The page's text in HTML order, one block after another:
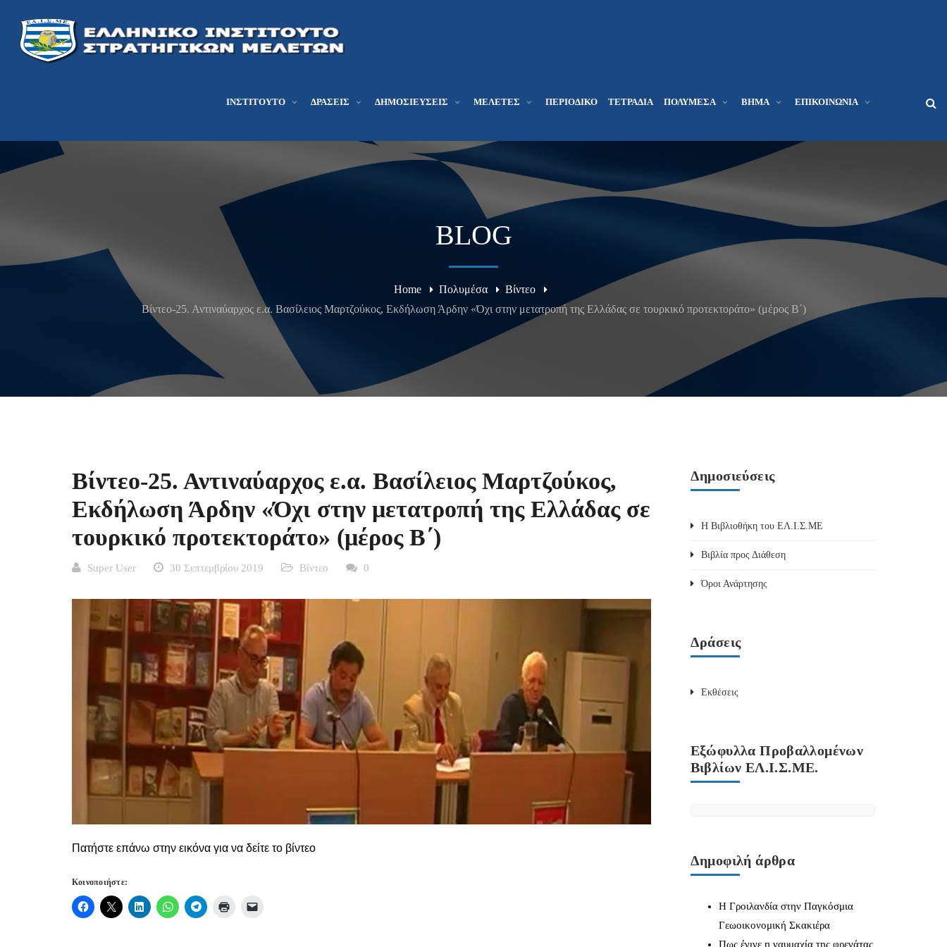
ΙΝΣΤΙΤΟΎΤΟ ΔΡΆΣΕΙΣ ΔΗΜΟΣΙΕΎΣΕΙΣ ΜΕΛΕΤΕΣ ΠΕΡΙΟΔΙΚΌ ΤΕΤΡΆΔΙΑ ΠΟΛΥΜΈΣΑ ΒΉΜΑ ΕΠΙΚΟΙΝΩΝΊΑ
BLOG
Home Πολυμέσα
Βίντεο
Βίντεο-25. Αντιναύαρχος ε.α. Βασίλειος Μαρτζούκος, Εκδήλωση Άρδην «Όχι στην μετατροπή της Ελλάδας σε τουρκικό προτεκτοράτο» (μέρος B΄)
Βίντεο-25. Αντιναύαρχος ε.α. Βασίλειος Μαρτζούκος,
Εκδήλωση Άρδην «Όχι στην μετατροπή της Ελλάδας σε
τουρκικό προτεκτοράτο» (μέρος B΄)
Super User 30 Σεπτεμβρίου 2019 Βίντεο 0
Πατήστε επάνω στην εικόνα για να δείτε το βίντεο
Κοινοποιήστε:
Δημοσιεύσεις
Η Βιβλιοθήκη του ΕΛ.Ι.Σ.ΜΕ
Βιβλία προς Διάθεση
Όροι Ανάρτησης
Δράσεις
Εκθέσεις
Εξώφυλλα Προβαλλομένων
Βιβλίων ΕΛ.Ι.Σ.ΜΕ.
Δημοφιλή άρθρα
Η Γροιλανδία στην Παγκόσμια
Γεωοικονομική Σκακιέρα
Πως έγινε η ναυμαχία της φρεγάτας